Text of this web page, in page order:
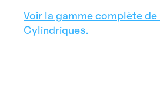
Voir la gamme complète
Cylindriques.